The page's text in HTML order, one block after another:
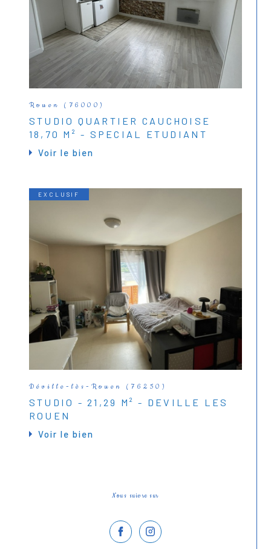
Rouen (76000)
STUDIO QUARTIER CAUCHOISE
18,70 M² - SPECIAL ETUDIANT
Voir le bien
EXCLUSIF
Déville-lès-Rouen (76250)
STUDIO - 21,29 M² - DEVILLE LES
ROUEN
Voir le bien
Nous suivre sur